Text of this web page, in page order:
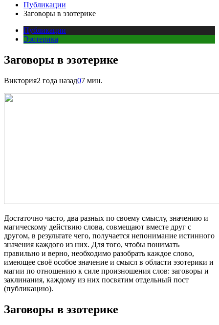
Публикации
Заговоры в эзотерике
Публикации
Эзотерика
Заговоры в эзотерике
Виктория2 года назад07 мин.
Достаточно часто, два разных по своему смыслу, значению и
магическому действию слова, совмещают вместе друг с
другом, в результате чего, получается непонимание истинного
значения каждого из них. Для того, чтобы понимать
правильно и верно, необходимо разобрать каждое слово,
имеющее своё особое значение и смысл в области эзотерики и
магии по отношению к силе произношения слов: заговоры и
заклинания, каждому из них посвятим отдельный пост
(публикацию).
Заговоры в эзотерике